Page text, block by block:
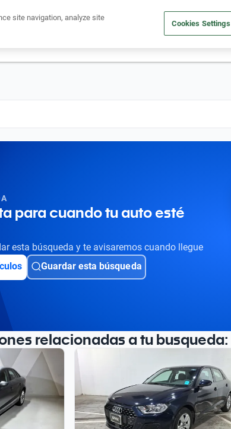
Cuida tu auto Nosotros
para cuando tu auto esté
esta búsqueda y te avisaremos cuando llegue
Guardar esta búsqueda
relacionadas a tu busqueda:
site navigation, analyze site
Cookies Settings